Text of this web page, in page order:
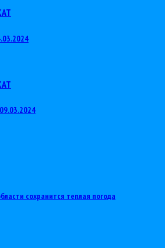
сохранится теплая погода